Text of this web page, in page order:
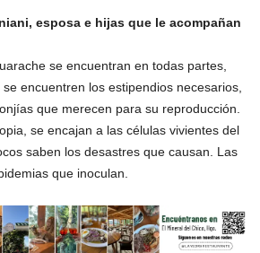
esposa e hijas que le acompañan
se encuentran en todas partes,
encuentren los estipendios necesarios,
que merecen para su reproducción.
se encajan a las células vivientes del
saben los desastres que causan. Las
que inoculan.